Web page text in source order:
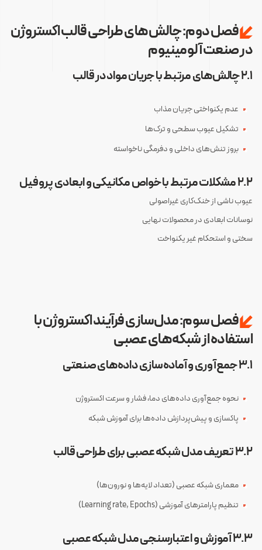
فصل دوم: چالش‌های طراحی قالب اکستروژن
در صنعت آلومینیوم
۲.۱ چالش‌های مرتبط با جریان مواد در قالب
عدم یکنواختی جریان مذاب
تشکیل عیوب سطحی و ترک‌ها
بروز تنش‌های داخلی و دفرمگی ناخواسته
۲.۲ مشکلات مرتبط با خواص مکانیکی و ابعادی پروفیل
عیوب ناشی از خنک‌کاری غیراصولی
نوسانات ابعادی در محصولات نهایی
سختی و استحکام غیر یکنواخت
فصل سوم: مدل‌سازی فرآیند اکستروژن با
استفاده از شبکه‌های عصبی
۳.۱ جمع‌آوری و آماده‌سازی داده‌های صنعتی
نحوه جمع‌آوری داده‌های دما، فشار و سرعت اکستروژن
پاکسازی و پیش‌پردازش داده‌ها برای آموزش شبکه
۳.۲ تعریف مدل شبکه عصبی برای طراحی قالب
معماری شبکه عصبی (تعداد لایه‌ها و نورون‌ها)
تنظیم پارامترهای آموزشی (Learning rate, Epochs)
۳.۳ آموزش و اعتبارسنجی مدل شبکه عصبی